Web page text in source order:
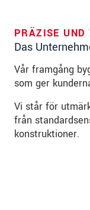
PRÄZISE UND
Das
Vår framgång
som ger
Vi står för
från
konstruktioner.